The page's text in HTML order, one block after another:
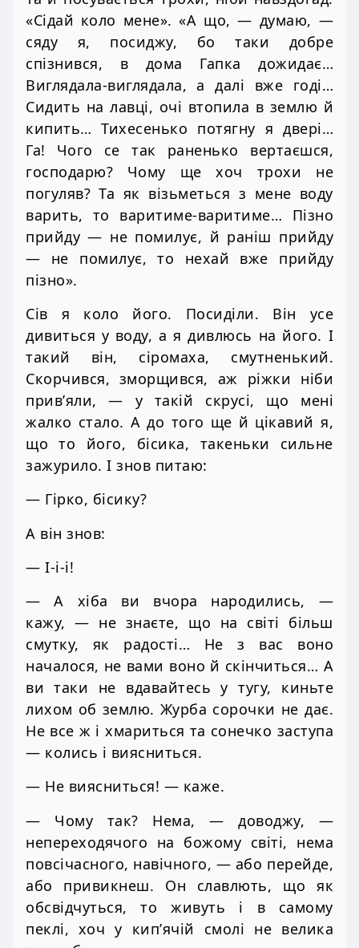
«Сідай коло мене». «А що, — думаю, —
сяду я, посиджу, бо таки добре
спізнився, в дома Гапка дожидає…
Виглядала-виглядала, а далі вже годі…
Сидить на лавці, очі втопила в землю й
кипить… Тихесенько потягну я двері…
Га! Чого се так раненько вертаєшся,
господарю? Чому ще хоч трохи не
погуляв? Та як візьметься з мене воду
варить, то варитиме-варитиме… Пізно
прийду — не помилує, й раніш прийду
— не помилує, то нехай вже прийду
пізно».
Сів я коло його. Посиділи. Він усе
дивиться у воду, а я дивлюсь на його. І
такий він, сіромаха, смутненький.
Скорчився, зморщився, аж ріжки ніби
прив’яли, — у такій скрусі, що мені
жалко стало. А до того ще й цікавий я,
що то його, бісика, такеньки сильне
зажурило. І знов питаю:
— Гірко, бісику?
А він знов:
— І-і-і!
— А хіба ви вчора народились, —
кажу, — не знаєте, що на світі більш
смутку, як радості… Не з вас воно
началося, не вами воно й скінчиться… А
ви таки не вдавайтесь у тугу, киньте
лихом об землю. Журба сорочки не дає.
Не все ж і хмариться та сонечко заступа
— колись і виясниться.
— Не виясниться! — каже.
— Чому так? Нема, — доводжу, —
непереходячого на божому світі, нема
повсічасного, навічного, — або перейде,
або привикнеш. Он славлють, що як
обсвідчуться, то живуть і в самому
пеклі, хоч у кип’ячій смолі не велика